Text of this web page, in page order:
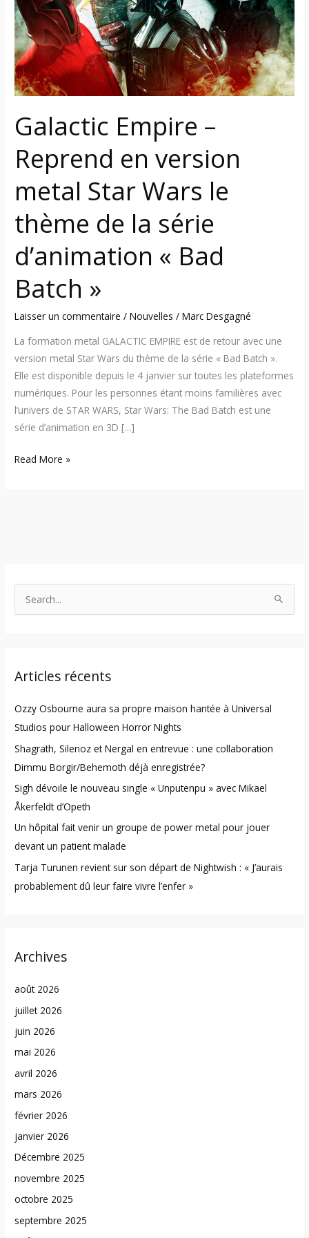
Galactic Empire –
Reprend en version
metal Star Wars le
thème de la série
d’animation « Bad
Batch »
Laisser un commentaire /Nouvelles /Marc Desgagné
La formation metal GALACTIC EMPIRE est de retour avec une
version metal Star Wars du thème de la série « Bad Batch ».
Elle est disponible depuis le 4 janvier sur toutes les plateformes
numériques. Pour les personnes étant moins familières avec
l’univers de STAR WARS, Star Wars: The Bad Batch est une
série d’animation en 3D […]
Reprend
en
version
metal
Star
Wars
thème
la
d’animation
« Bad
Batch »
Read More »
c
f
o
r
:
Articles récents
Ozzy Osbourne aura sa propre maison hantée à Universal
Studios pour Halloween Horror Nights
Shagrath, Silenoz et Nergal en entrevue : une collaboration
Dimmu Borgir/Behemoth déjà enregistrée?
Sigh dévoile le nouveau single « Unputenpu » avec Mikael
Åkerfeldt d’Opeth
Un hôpital fait venir un groupe de power metal pour jouer
devant un patient malade
Tarja Turunen revient sur son départ de Nightwish : « J’aurais
probablement dû leur faire vivre l’enfer »
Archives
août 2026
juillet 2026
juin 2026
mai 2026
avril 2026
mars 2026
février 2026
janvier 2026
Décembre 2025
novembre 2025
octobre 2025
septembre 2025